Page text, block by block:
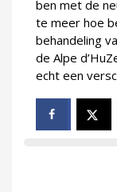
ben met de
te meer hoe
behandeling
de Alpe
echt een